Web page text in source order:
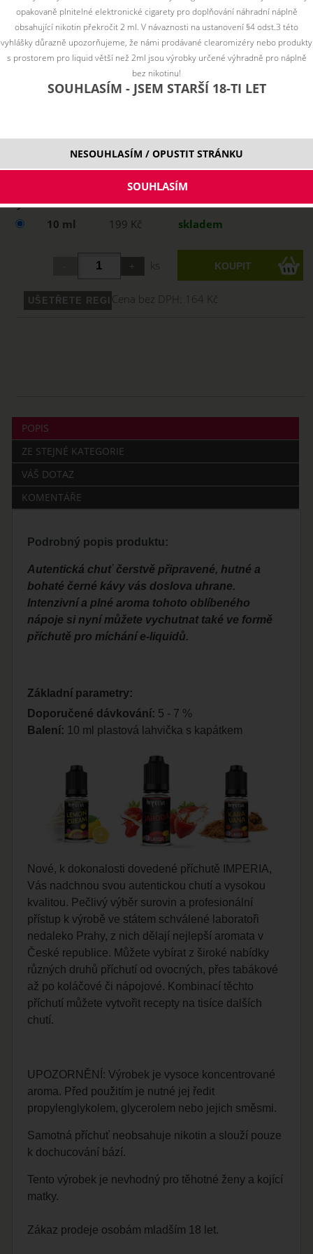
Vyberte variantu:
10 ml
199 Kč skladem
ks
Cena bez DPH: 164 Kč
POPIS
ZE STEJNÉ KATEGORIE
VÁŠ DOTAZ
KOMENTÁŘE
Podrobný popis produktu:
Autentická chuť čerstvě připravené, hutné a
bohaté černé kávy vás doslova uhrane.
Intenzivní a plné aroma tohoto oblíbeného
nápoje si nyní můžete vychutnat také ve formě
příchutě pro míchání e-liquidů.
Základní parametry:
Doporučené dávkování: 5 - 7 %
Balení: 10 ml plastová lahvička s kapátkem
Nové, k dokonalosti dovedené příchutě IMPERIA,
Vás nadchnou svou autentickou chutí a vysokou
kvalitou. Pečlivý výběr surovin a profesionální
přístup k výrobě ve státem schválené laboratoři
nedaleko Prahy, z nich dělají nejlepší aromata v
České republice. Můžete vybírat z široké nabídky
různých druhů příchutí od ovocných, přes tabákové
až po koláčové či nápojové. Kombinací těchto
příchutí můžete vytvořit recepty na tisíce dalších
chutí.
UPOZORNĚNÍ: Výrobek je vysoce koncentrované
aroma. Před použitím je nutné jej ředit
propylenglykolem, glycerolem nebo jejich směsmi.
Samotná příchuť neobsahuje nikotin a slouží pouze
k dochucování bází.
Tento výrobek je nevhodný pro těhotné ženy a kojící
matky.
Zákaz prodeje osobám mladším 18 let.
opakovaně plnitelné elektronické cigarety pro doplňování náhradní náplně
obsahující nikotin překročit 2 ml. V návaznosti na ustanovení §4 odst.3 této
vyhlášky důrazně upozorňujeme, že námi prodávané clearomizéry nebo produkty
s prostorem pro liquid větší než 2ml jsou výrobky určené výhradně pro náplně
bez nikotinu!
SOUHLASÍM - JSEM STARŠÍ 18-TI LET
NESOUHLASÍM / OPUSTIT STRÁNKU